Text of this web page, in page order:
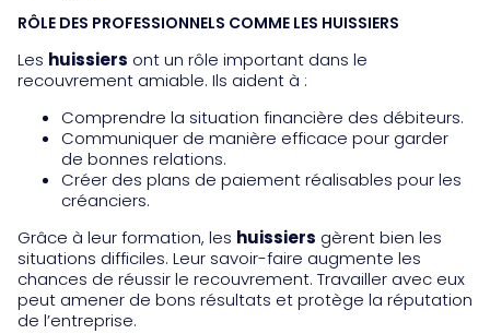
RÔLE DES PROFESSIONNELS COMME LES HUISSIERS
Les huissiers ont un rôle important dans le
recouvrement amiable. Ils aident à :
Comprendre la situation financière des débiteurs.
Communiquer de manière efficace pour garder
de bonnes relations.
Créer des plans de paiement réalisables pour les
créanciers.
Grâce à leur formation, les huissiers gèrent bien les
situations difficiles. Leur savoir-faire augmente les
chances de réussir le recouvrement. Travailler avec eux
peut amener de bons résultats et protège la réputation
de l’entreprise.